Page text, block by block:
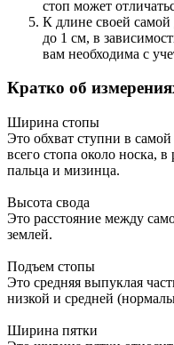
стоп может
К длине своей
до 1 см, в
вам необходима с
Кратко об
Ширина стопы
Это обхват ступни в
всего стопа около носка,
пальца и мизинца.
Высота свода
Это расстояние между
землей.
Подъем стопы
Это средняя выпуклая
низкой и средней
Ширина пятки